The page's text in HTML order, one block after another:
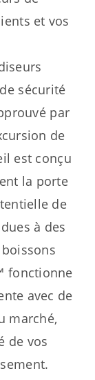
et vos
sécurité
par
de
est conçu
la porte
de
à des
fonctionne
avec de
marché,
de vos